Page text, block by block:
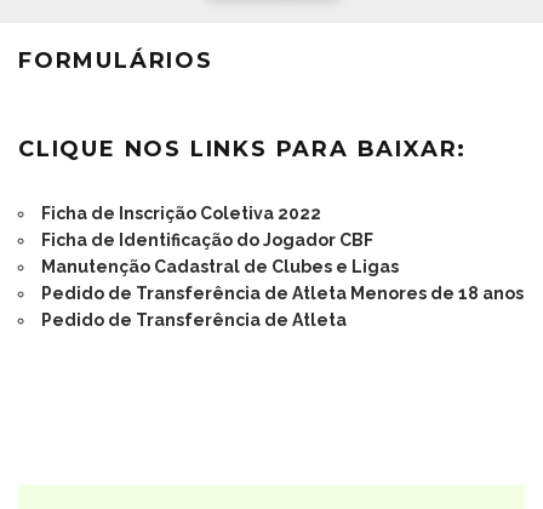
FORMULÁRIOS
CLIQUE NOS LINKS PARA BAIXAR:
Ficha de Inscrição Coletiva 2022
Ficha de Identificação do Jogador CBF
Manutenção Cadastral de Clubes e Ligas
Pedido de Transferência de Atleta Menores de 18 anos
Pedido de Transferência de Atleta